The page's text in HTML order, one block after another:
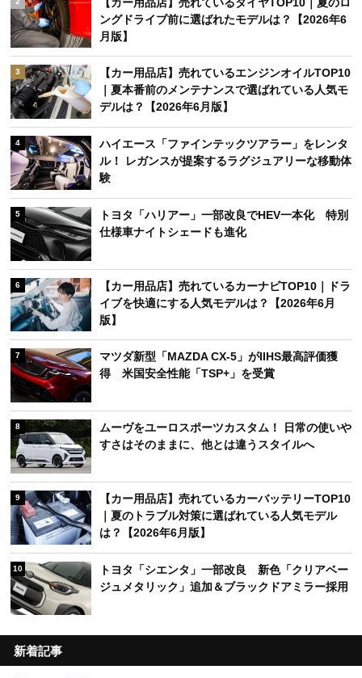
ングドライブ前に選ばれたモデルは？【2026年6
月版】
3
【カー用品店】売れているエンジンオイルTOP10
｜夏本番前のメンテナンスで選ばれている人気モ
デルは？【2026年6月版】
4
ハイエース「ファインテックツアラー」をレンタ
ル！ レガンスが提案するラグジュアリーな移動体
験
5
トヨタ「ハリアー」一部改良でHEV一本化 特別
仕様車ナイトシェードも進化
6
【カー用品店】売れているカーナビTOP10｜ドラ
イブを快適にする人気モデルは？【2026年6月
版】
7
マツダ新型「MAZDA CX-5」がIIHS最高評価獲
得 米国安全性能「TSP+」を受賞
8
ムーヴをユーロスポーツカスタム！ 日常の使いや
すさはそのままに、他とは違うスタイルへ
9
【カー用品店】売れているカーバッテリーTOP10
｜夏のトラブル対策に選ばれている人気モデル
は？【2026年6月版】
10
トヨタ「シエンタ」一部改良 新色「クリアベー
ジュメタリック」追加＆ブラックドアミラー採用
新着記事